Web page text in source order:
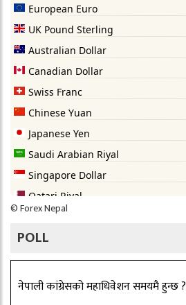
©Forex Nepal
POLL
नेपाली कांग्रेसको महाधिवेशन समयमै हुन्छ ?